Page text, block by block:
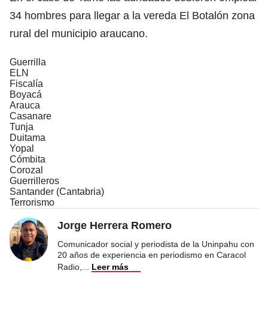
34 hombres para llegar a la vereda El Botalón zona
rural del municipio araucano.
Guerrilla
ELN
Fiscalía
Boyacá
Arauca
Casanare
Tunja
Duitama
Yopal
Cómbita
Corozal
Guerrilleros
Santander (Cantabria)
Terrorismo
Jorge Herrera Romero
Comunicador social y periodista de la Uninpahu con
20 años de experiencia en periodismo en Caracol
Radio,
Leer más